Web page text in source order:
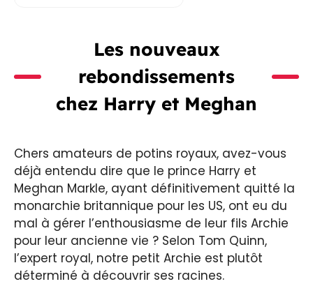
Les nouveaux
rebondissements
chez Harry et Meghan
Chers amateurs de potins royaux, avez-vous
déjà entendu dire que le prince Harry et
Meghan Markle, ayant définitivement quitté la
monarchie britannique pour les US, ont eu du
mal à gérer l’enthousiasme de leur fils Archie
pour leur ancienne vie ? Selon Tom Quinn,
l’expert royal, notre petit Archie est plutôt
déterminé à découvrir ses racines.